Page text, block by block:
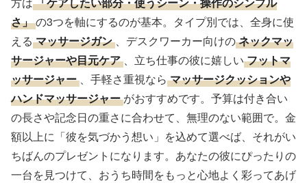
さ」の3つを軸にするのが基本。タイプ別では、全身に使
える マッサージガン 、デスクワーカー向けのネックマッ
サージャーや目元ケア
、立ち仕事の彼に嬉しい フットマ
ッサージャー
、手軽さ重視なら マッサージクッションや
ハンドマッサージャー がおすすめです。予算は付き合い
の長さや記念日の重さに合わせて、無理のない範囲で。金
額以上に「彼を気づかう想い」を込めて選べば、それがい
ちばんのプレゼントになります。あなたの彼にぴったりの
一台を見つけて、おうち時間をもっと心地よく彩ってあげ